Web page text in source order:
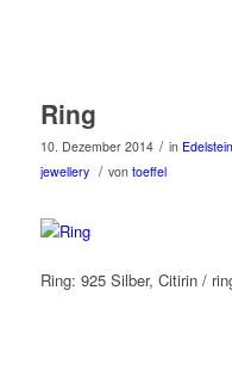
Ring
10. Dezember 2014 / in
jewellery / von toeffel
Ring: 925 Silber, Citirin /